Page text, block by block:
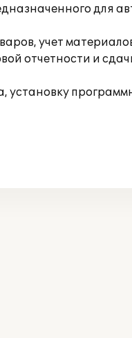
для
учет
отчетности и